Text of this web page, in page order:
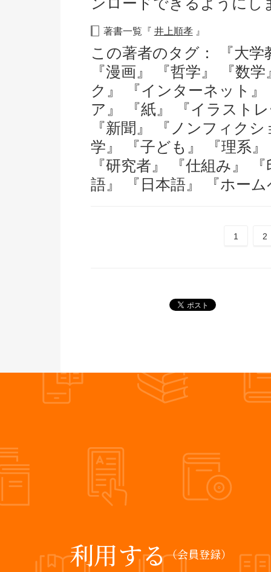
著書一覧『 井上順孝』
この著者のタグ：
『大
『漫画』
『哲学』
『数
ク』
『インターネット』
ア』
『紙』
『イラスト
『新聞』
『ノンフィク
学』
『子ども』
『理系』
『研究者』
『仕組み』
語』
『日本語』 『ホー
1 2
利用する（会員登録）